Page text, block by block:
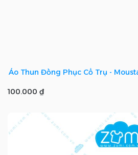
Áo Thun Đồng Phục Cổ Trụ -
100.000 ₫